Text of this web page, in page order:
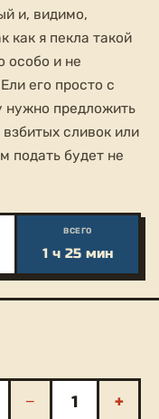
и, видимо,
как я пекла такой
особо и не
его просто с
нужно предложить
сливок или
подать будет не
ВСЕГО
1 ч 25 мин
− +